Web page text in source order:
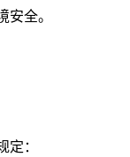
全。
：